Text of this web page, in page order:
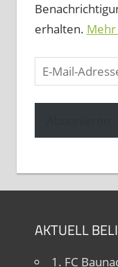
erhalten.
E-
Mail-
Adresse
AKTUELL
1. FC